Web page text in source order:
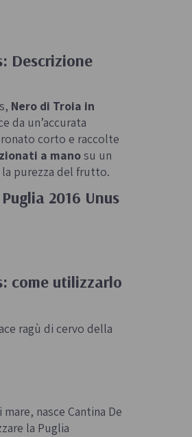
Descrizione
Nero di Troia in
da un’accurata
corto e raccolte
a manosu un
purezza del frutto.
2016 Unus
come utilizzarlo
ragù di cervo della
nasce Cantina De
la Puglia